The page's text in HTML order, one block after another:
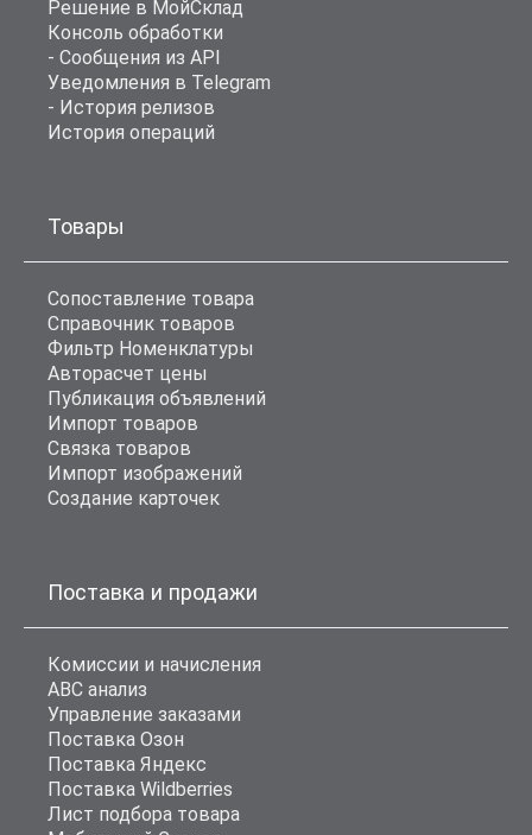
Решение в МойСклад
Консоль обработки
- Сообщения из API
Уведомления в Telegram
- История релизов
История операций
Товары
Сопоставление товара
Справочник товаров
Фильтр Номенклатуры
Авторасчет цены
Публикация объявлений
Импорт товаров
Связка товаров
Импорт изображений
Создание карточек
Поставка и продажи
Комиссии и начисления
ABC анализ
Управление заказами
Поставка Озон
Поставка Яндекс
Поставка Wildberries
Лист подбора товара